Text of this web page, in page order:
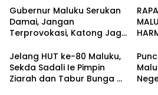
Gubernur Maluku Serukan
Damai, Jangan
Terprovokasi, Katong Jaga
Jelang HUT ke-80 Maluku,
Sekda Sadali Ie Pimpin
Ziarah dan Tabur Bunga di